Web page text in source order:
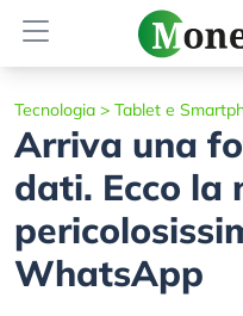
Tecnologia > Tablet e
Arriva una
dati. Ecco la
WhatsApp